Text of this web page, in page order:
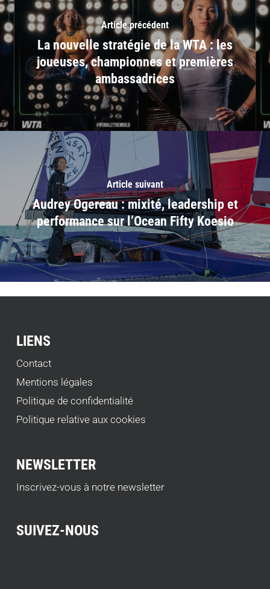
Article précédent
La nouvelle stratégie de la WTA : les
joueuses, championnes et premières
ambassadrices
Article suivant
Audrey Ogereau : mixité, leadership et
performance sur l’Ocean Fifty Koesio
LIENS
Contact
Mentions légales
Politique de confidentialité
Politique relative aux cookies
NEWSLETTER
Inscrivez-vous à notre newsletter
SUIVEZ-NOUS